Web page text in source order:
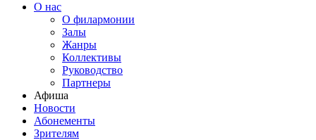
О нас
О филармонии
Залы
Жанры
Коллективы
Руководство
Партнеры
Афиша
Новости
Абонементы
Зрителям